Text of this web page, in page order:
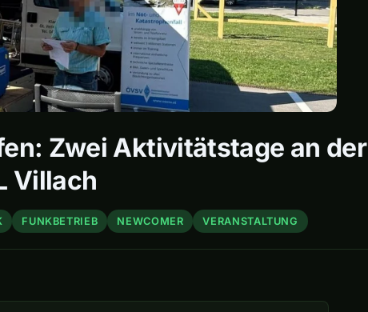
Zwei Aktivitätstage an der
Villach
FUNKBETRIEB NEWCOMER VERANSTALTUNG